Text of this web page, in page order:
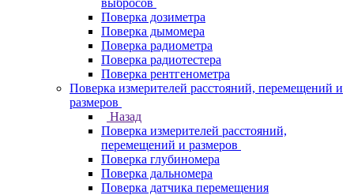
выбросов
Поверка дозиметра
Поверка дымомера
Поверка радиометра
Поверка радиотестера
Поверка рентгенометра
Поверка измерителей расстояний, перемещений и
размеров
Назад
Поверка измерителей расстояний,
перемещений и размеров
Поверка глубиномера
Поверка дальномера
Поверка датчика перемещения